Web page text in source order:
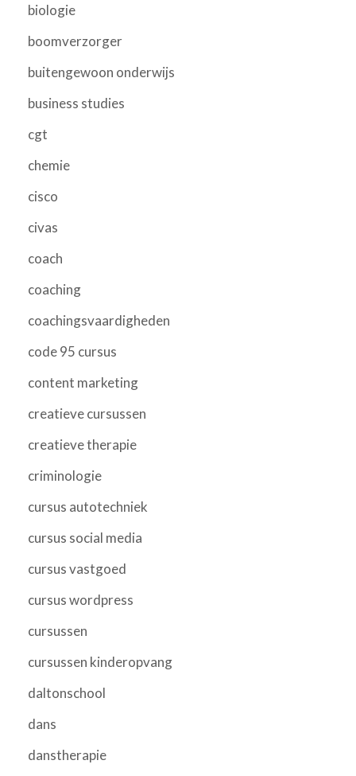
biologie
boomverzorger
buitengewoon onderwijs
business studies
cgt
chemie
cisco
civas
coach
coaching
coachingsvaardigheden
code 95 cursus
content marketing
creatieve cursussen
creatieve therapie
criminologie
cursus autotechniek
cursus social media
cursus vastgoed
cursus wordpress
cursussen
cursussen kinderopvang
daltonschool
dans
danstherapie